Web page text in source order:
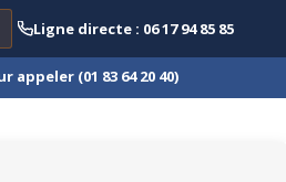
Ligne directe : 06 17 94 85 85
appeler (01 83 64 20 40)